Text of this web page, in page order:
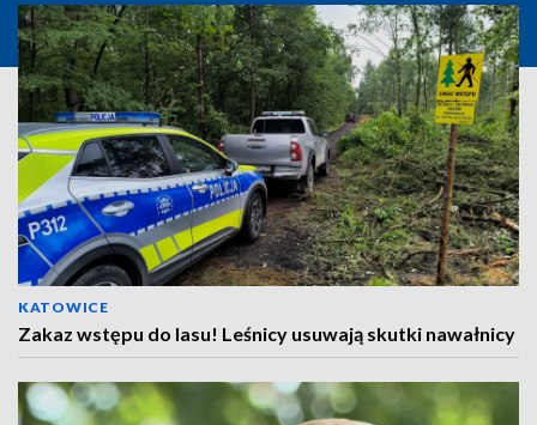
KATOWICE
Zakaz wstępu do lasu! Leśnicy usuwają skutki nawałnicy